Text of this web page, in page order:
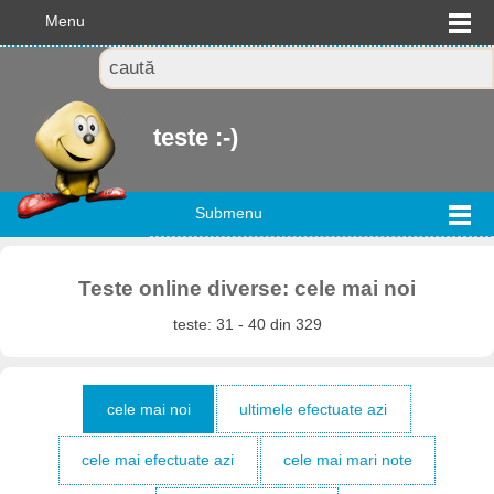
Menu
teste :-)
Submenu
Teste online diverse: cele mai noi
teste: 31 - 40 din 329
cele mai noi ultimele efectuate azi
cele mai efectuate azi cele mai mari note